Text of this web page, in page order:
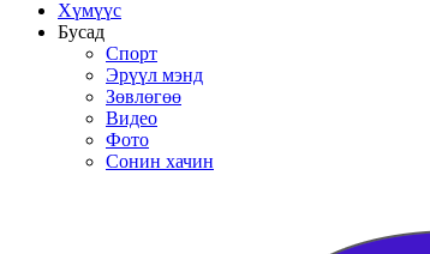
Хүмүүс
Бусад
Спорт
Эрүүл мэнд
Зөвлөгөө
Видео
Фото
Сонин хачин